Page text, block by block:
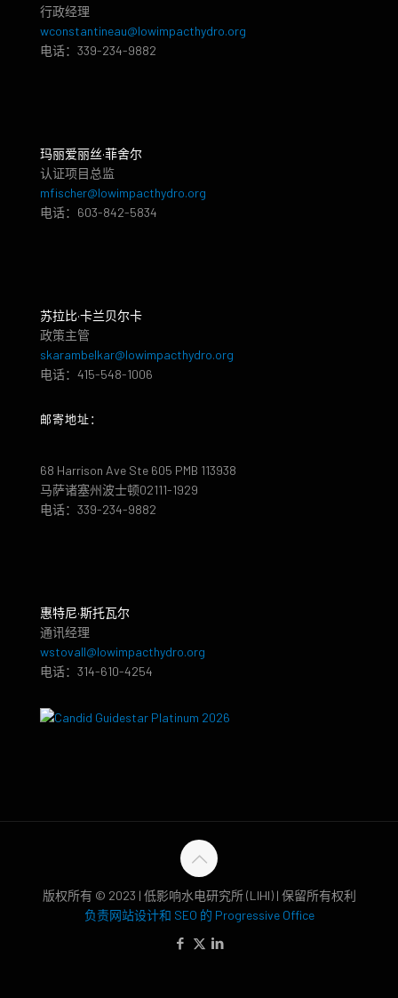
行政经理
wconstantineau@lowimpacthydro.org
电话：339-234-9882
玛丽爱丽丝·菲舍尔
认证项目总监
mfischer@lowimpacthydro.org
电话：603-842-5834
苏拉比·卡兰贝尔卡
政策主管
skarambelkar@lowimpacthydro.org
电话：415-548-1006
邮寄地址：
68 Harrison Ave Ste 605 PMB 113938
马萨诸塞州波士顿02111-1929
电话：339-234-9882
惠特尼·斯托瓦尔
通讯经理
wstovall@lowimpacthydro.org
电话：314-610-4254
版权所有 © 2023 | 低影响水电研究所 (LIHI) | 保留所有权利
负责网站设计和 SEO 的 Progressive Office